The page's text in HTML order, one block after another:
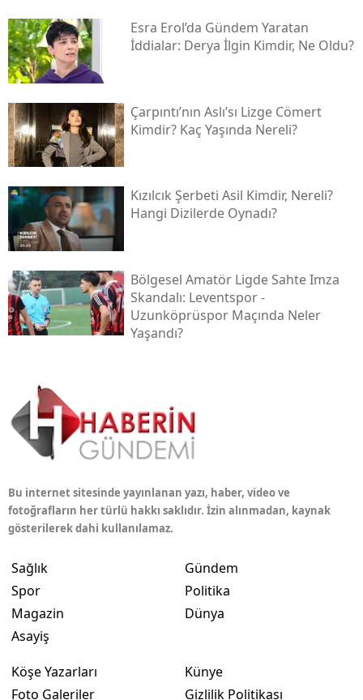
Esra Erol’da Gündem Yaratan
İddialar: Derya İlgin Kimdir, Ne Oldu?
Çarpıntı’nın Aslı’sı Lizge Cömert
Kimdir? Kaç Yaşında Nereli?
Kızılcık Şerbeti Asil Kimdir, Nereli?
Hangi Dizilerde Oynadı?
Bölgesel Amatör Ligde Sahte Imza
Skandalı: Leventspor -
Uzunköprüspor Maçında Neler
Yaşandı?
Bu internet sitesinde yayınlanan yazı, haber, video ve
fotoğrafların her türlü hakkı saklıdır. İzin alınmadan, kaynak
gösterilerek dahi kullanılamaz.
Sağlık
Spor
Magazin
Asayiş
Gündem
Politika
Dünya
Köşe Yazarları
Foto Galeriler
Künye
Gizlilik Politikası